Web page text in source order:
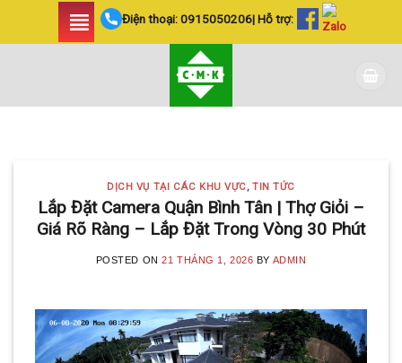
Điện thoại:0915050206| Hỗ trợ:
HUYỆN BÌNH CHÁNH
SIÊU AN NINH VÀ SIÊU
TIẾT KIỆM | CAMERA
20 Tháng 5, 2025
DỊCH VỤ TẠI CÁC KHU VỰC,TIN TỨC
Lắp Đặt Camera Quận Bình Tân | Thợ Giỏi –
Giá Rõ Ràng – Lắp Đặt Trong Vòng 30 Phút
POSTED ON21 THÁNG 1, 2026 BY ADMIN